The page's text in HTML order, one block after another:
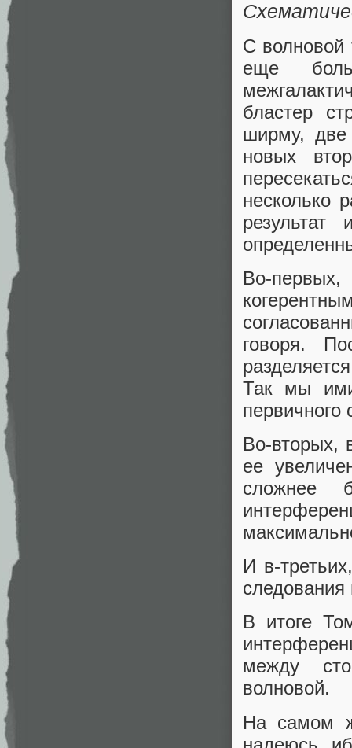
С волновой
еще
бластер
ширму, две
новых
несколько
Во-первых,
говоря.
Так мы
первичного
Во-вторых,
ее
сложнее
И в-
В итоге
между
волновой.
На самом